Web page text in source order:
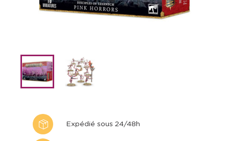
Expédié sous 24/48h